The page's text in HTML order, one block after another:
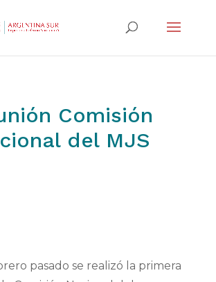
Comisión
del MJS
pasado se realizó la primera